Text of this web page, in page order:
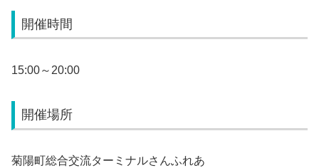
開催時間
15:00～20:00
開催場所
菊陽町総合交流ターミナルさんふれあ